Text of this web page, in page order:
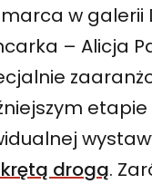
marca w
– Alicja
drogą.